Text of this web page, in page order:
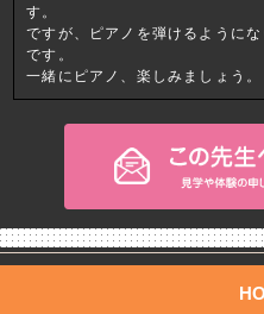
す。
ですが、ピアノを弾けるように
です。
一緒にピアノ、楽しみましょう。